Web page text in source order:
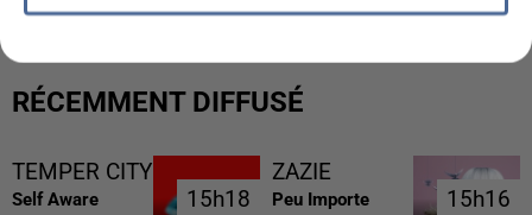
RÉCEMMENT DIFFUSÉ
TEMPER CITY
Self Aware 15h18
15h18
ZAZIE
Peu Importe 15h16
15h16